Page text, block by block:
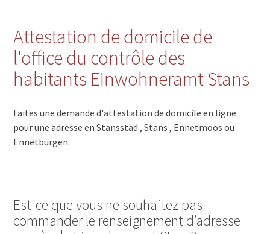
Attestation de domicile de
l'office du contrôle des
habitants Einwohneramt Stans
Faites une demande d'attestation de domicile en ligne
pour une adresse en Stansstad , Stans , Ennetmoos ou
Ennetbürgen.
Est-ce que vous ne souhaitez pas
commander le renseignement d’adresse